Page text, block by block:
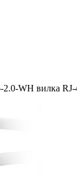
2.0-WH вилка